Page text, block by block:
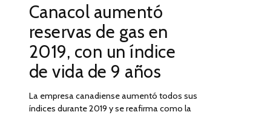
ON
2025
Canacol aumentó
reservas de gas en
2019, con un índice
de vida de 9 años
La empresa canadiense aumentó todos sus
índices durante 2019 y se reafirma como la